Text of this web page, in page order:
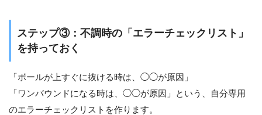
ステップ③：不調時の「エラーチェックリスト」
を持っておく
「ボールが上すぐに抜ける時は、◯◯が原因」
「ワンバウンドになる時は、◯◯が原因」という、自分専用
のエラーチェックリストを作ります。